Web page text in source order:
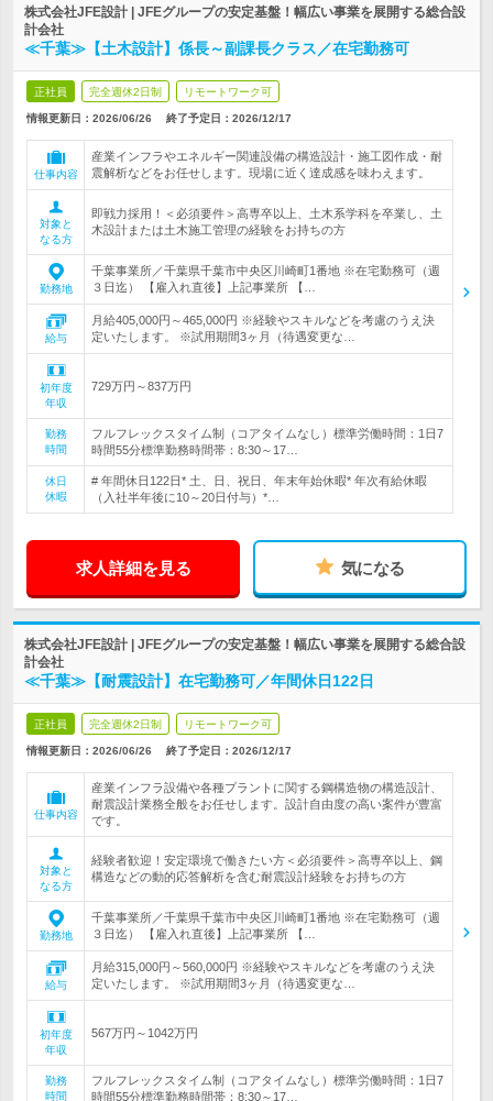
株式会社JFE設計 | JFEグループの安定基盤！幅広い事業を展開する総合設
計会社
≪千葉≫【土木設計】係長～副課長クラス／在宅勤務可
正社員 完全週休2日制 リモートワーク可
情報更新日：2026/06/26 終了予定日： 2026/12/17
仕事内容
産業インフラやエネルギー関連設備の構造設計・施工図作成・耐
震解析などをお任せします。現場に近く達成感を味わえます。
対象と
なる方
即戦力採用！＜必須要件＞高専卒以上、土木系学科を卒業し、土
木設計または土木施工管理の経験をお持ちの方
勤務地
千葉事業所／千葉県千葉市中央区川崎町1番地 ※在宅勤務可（週
３日迄） 【雇入れ直後】上記事業所 【…
給与
月給405,000円～465,000円 ※経験やスキルなどを考慮のうえ決
定いたします。 ※試用期間3ヶ月（待遇変更な…
初年度
年収
729万円～837万円
勤務
時間
フルフレックスタイム制（コアタイムなし）標準労働時間：1日7
時間55分標準勤務時間帯：8:30～17…
休日
休暇
# 年間休日122日* 土、日、祝日、年末年始休暇* 年次有給休暇
（入社半年後に10～20日付与）*…
求人詳細を見る 気になる
株式会社JFE設計 | JFEグループの安定基盤！幅広い事業を展開する総合設
計会社
≪千葉≫【耐震設計】在宅勤務可／年間休日122日
正社員 完全週休2日制 リモートワーク可
情報更新日：2026/06/26 終了予定日： 2026/12/17
仕事内容
産業インフラ設備や各種プラントに関する鋼構造物の構造設計、
耐震設計業務全般をお任せします。設計自由度の高い案件が豊富
です。
対象と
なる方
経験者歓迎！安定環境で働きたい方＜必須要件＞高専卒以上、鋼
構造などの動的応答解析を含む耐震設計経験をお持ちの方
勤務地
千葉事業所／千葉県千葉市中央区川崎町1番地 ※在宅勤務可（週
３日迄） 【雇入れ直後】上記事業所 【…
給与
月給315,000円～560,000円 ※経験やスキルなどを考慮のうえ決
定いたします。 ※試用期間3ヶ月（待遇変更な…
初年度
年収
567万円～1042万円
勤務
時間
フルフレックスタイム制（コアタイムなし）標準労働時間：1日7
時間55分標準勤務時間帯：8:30～17…